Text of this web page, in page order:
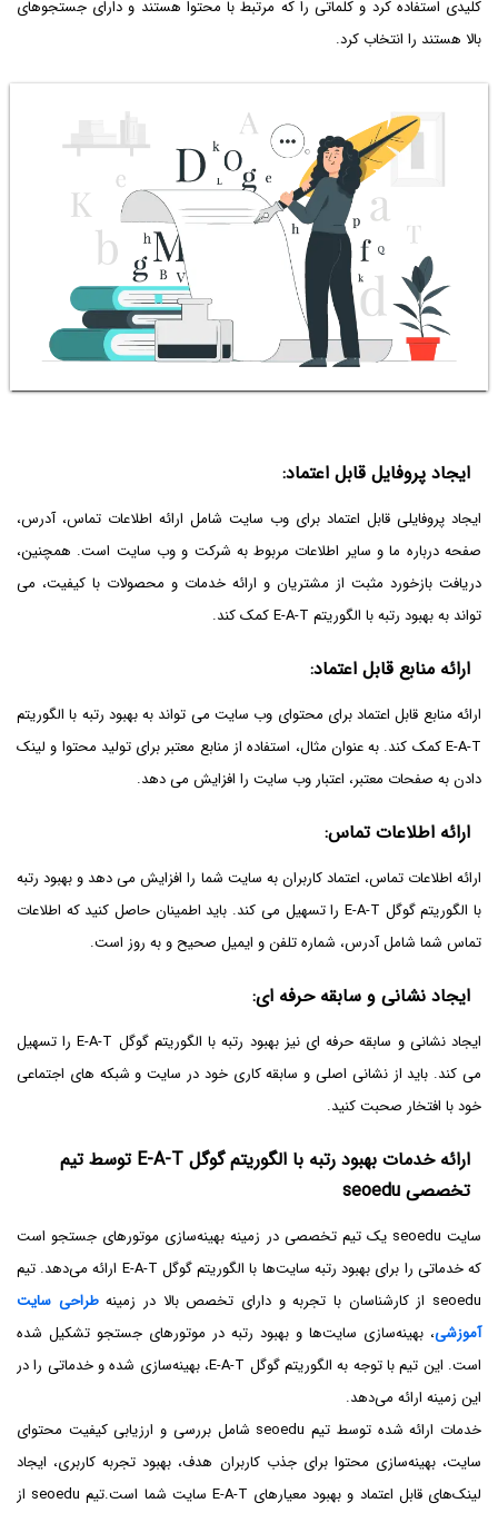
کلیدی استفاده کرد و کلماتی را که مرتبط با محتوا هستند و دارای جستجوهای
بالا هستند را انتخاب کرد.
ایجاد پروفایل قابل اعتماد:
ایجاد پروفایلی قابل اعتماد برای وب سایت شامل ارائه اطلاعات تماس، آدرس،
صفحه درباره ما و سایر اطلاعات مربوط به شرکت و وب سایت است. همچنین،
دریافت بازخورد مثبت از مشتریان و ارائه خدمات و محصولات با کیفیت، می
تواند به بهبود رتبه با الگوریتم E-A-T کمک کند.
ارائه منابع قابل اعتماد:
ارائه منابع قابل اعتماد برای محتوای وب سایت می تواند به بهبود رتبه با الگوریتم
E-A-T کمک کند. به عنوان مثال، استفاده از منابع معتبر برای تولید محتوا و لینک
دادن به صفحات معتبر، اعتبار وب سایت را افزایش می دهد.
ارائه اطلاعات تماس:
ارائه اطلاعات تماس، اعتماد کاربران به سایت شما را افزایش می دهد و بهبود رتبه
با الگوریتم گوگل E-A-T را تسهیل می کند. باید اطمینان حاصل کنید که اطلاعات
تماس شما شامل آدرس، شماره تلفن و ایمیل صحیح و به روز است.
ایجاد نشانی و سابقه حرفه ای:
ایجاد نشانی و سابقه حرفه ای نیز بهبود رتبه با الگوریتم گوگل E-A-T را تسهیل
می کند. باید از نشانی اصلی و سابقه کاری خود در سایت و شبکه های اجتماعی
خود با افتخار صحبت کنید.
ارائه خدمات بهبود رتبه با الگوریتم گوگل E-A-T توسط تیم
تخصصی seoedu
سایت seoedu یک تیم تخصصی در زمینه بهینه‌سازی موتورهای جستجو است
که خدماتی را برای بهبود رتبه سایت‌ها با الگوریتم گوگل E-A-T ارائه می‌دهد. تیم
seoedu از کارشناسان با تجربه و دارای تخصص بالا در زمینه
طراحی سایت
آموزشی، بهینه‌سازی سایت‌ها و بهبود رتبه در موتورهای جستجو تشکیل شده
است. این تیم با توجه به الگوریتم گوگل E-A-T، بهینه‌سازی شده‌ و خدماتی را در
این زمینه ارائه می‌دهد.
خدمات ارائه شده توسط تیم seoedu شامل بررسی و ارزیابی کیفیت محتوای
سایت، بهینه‌سازی محتوا برای جذب کاربران هدف، بهبود تجربه کاربری، ایجاد
لینک‌های قابل اعتماد و بهبود معیارهای E-A-T سایت شما است.تیم seoedu از